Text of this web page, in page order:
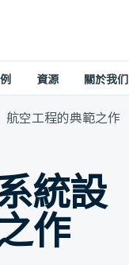
資源 關於我们
航空工程的典範之作
統設
作